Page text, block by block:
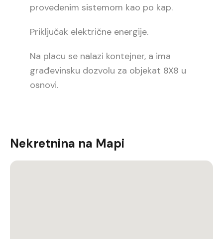
provedenim sistemom kao po kap.
Priključak električne energije.
Na placu se nalazi kontejner, a ima
građevinsku dozvolu za objekat 8X8 u
osnovi.
Nekretnina na Mapi